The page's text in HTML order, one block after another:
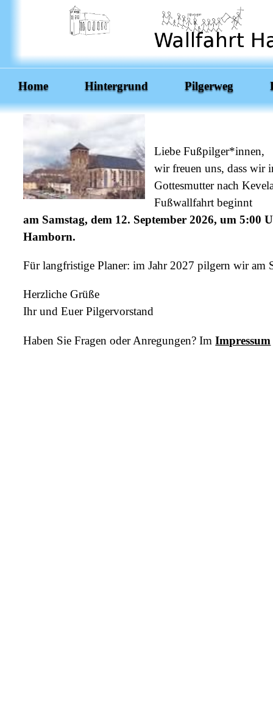
Home Hintergrund Pilgerweg
Liebe Fußpilger*innen,
wir freuen uns, dass wir
Gottesmutter nach
Fußwallfahrt beginnt
am Samstag, dem 12. September 2026, um
Hamborn.
Für langfristige Planer: im Jahr 2027 pilgern wir am
Herzliche Grüße
Ihr und Euer Pilgervorstand
Haben Sie Fragen oder Anregungen? ImImpressum